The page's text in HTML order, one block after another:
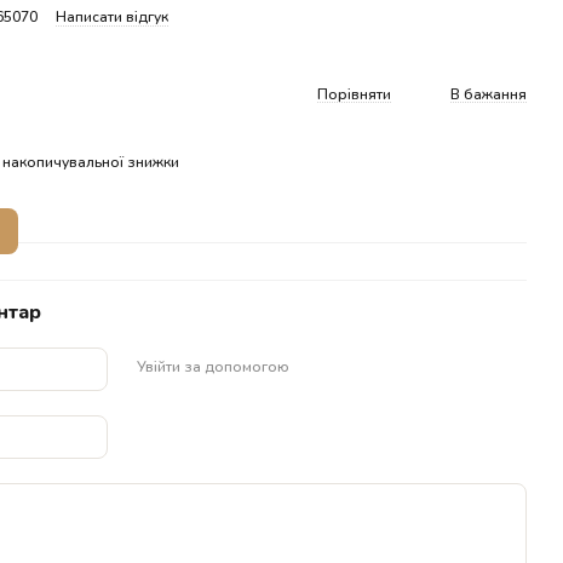
Написати відгук
Порівняти В бажання
знижки
Увійти за допомогою